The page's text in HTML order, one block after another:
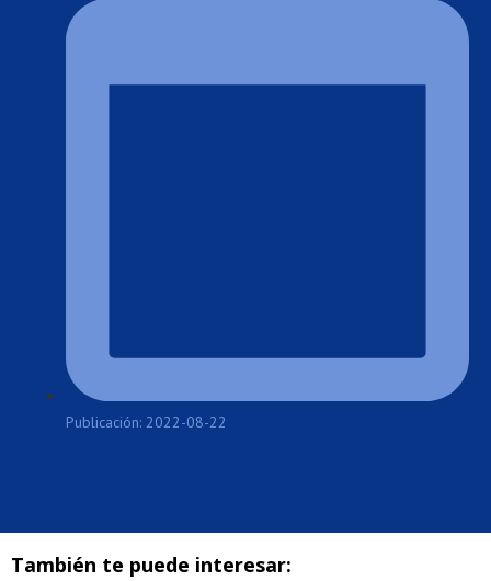
Publicación: 2022-08-22
También te puede interesar: